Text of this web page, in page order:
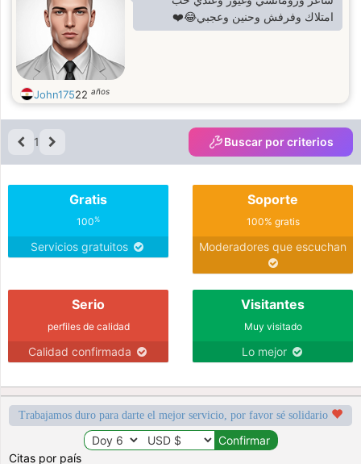
امتلاك وفرفش وحنين وعجبي😂❤️
John17522 años
1 Buscar por criterios
Gratis
100%
Servicios gratuitos
Soporte
100% gratis
Moderadores que escuchan
Serio
perfiles de calidad
Calidad confirmada
Visitantes
Muy visitado
Lo mejor
Trabajamos duro para darte el mejor servicio, por favor sé solidario
Citas por país